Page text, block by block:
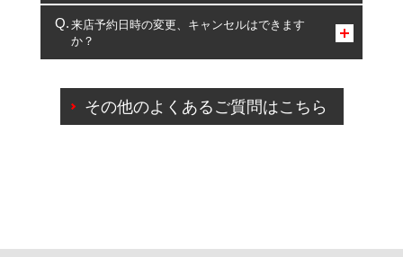
複数サービスのご予約は可能です。
一部の商品・サービスの組み合わせに限り、同時にご予約が
出来ないものもございます。
来店予約日時の変更、キャンセルはできます
か？
ご来店予約日の3営業日前を過ぎている場合のご予約
の日時変更につきましては、直接ご予約の店舗まで
その他のよくあるご質問はこちら